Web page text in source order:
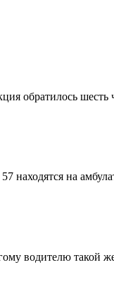
обратилось шесть
находятся на
водителю такой